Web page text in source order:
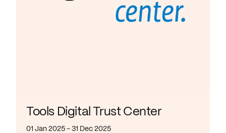
Tools Digital Trust Center
01 Jan 2025 - 31 Dec 2025